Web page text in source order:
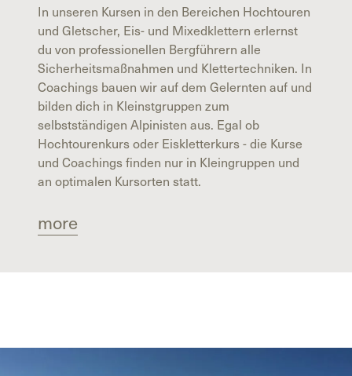
In unseren Kursen in den Bereichen Hochtouren
und Gletscher, Eis- und Mixedklettern erlernst
du von professionellen Bergführern alle
Sicherheitsmaßnahmen und Klettertechniken. In
Coachings bauen wir auf dem Gelernten auf und
bilden dich in Kleinstgruppen zum
selbstständigen Alpinisten aus. Egal ob
Hochtourenkurs oder Eiskletterkurs - die Kurse
und Coachings finden nur in Kleingruppen und
an optimalen Kursorten statt.
more